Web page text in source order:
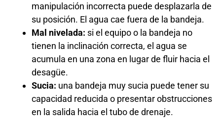
manipulación incorrecta puede desplazarla de
su posición. El agua cae fuera de la bandeja.
Mal nivelada: si el equipo o la bandeja no
tienen la inclinación correcta, el agua se
acumula en una zona en lugar de fluir hacia el
desagüe.
Sucia: una bandeja muy sucia puede tener su
capacidad reducida o presentar obstrucciones
en la salida hacia el tubo de drenaje.